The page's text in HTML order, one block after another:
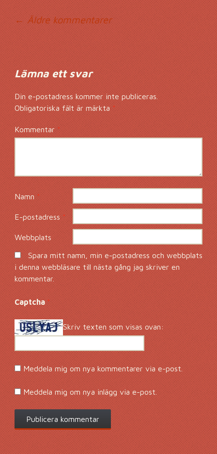
← Äldre kommentarer
Lämna ett svar
Din e-postadress kommer inte publiceras.
Obligatoriska fält är märkta*
Kommentar*
Namn*
E-postadress*
Webbplats
Spara mitt namn, min e-postadress och webbplats
i denna webbläsare till nästa gång jag skriver en
kommentar.
Captcha *
Skriv texten som visas ovan:
Meddela mig om nya kommentarer via e-post.
Meddela mig om nya inlägg via e-post.